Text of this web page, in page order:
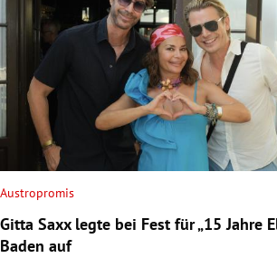
Austropromis
Gitta Saxx legte bei Fest für „15 Jahre
Baden auf